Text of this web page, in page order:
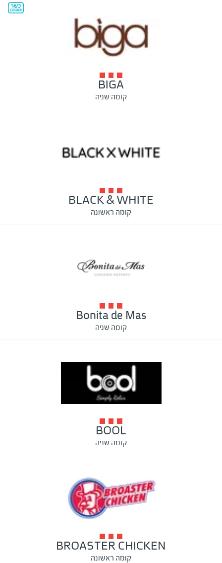
BIGA
קומה שניה
BLACK & WHITE
קומה ראשונה
Bonita de Mas
קומה שניה
BOOL
קומה שניה
BROASTER CHICKEN
קומה ראשונה